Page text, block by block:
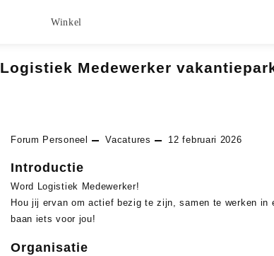
Winkel
Logistiek Medewerker
Forum Personeel Vacatures 12 februari 2026
Introductie
Word Logistiek Medewerker!
Hou jij ervan om actief bezig te zijn, samen te werken
baan iets voor jou!
Organisatie